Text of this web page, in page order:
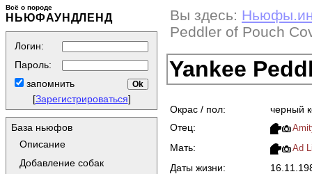
Всё о породе
НЬЮФАУНДЛЕНД
Логин:
Пароль:
запомнить
[Зарегистрироваться]
База ньюфов
Описание
Добавление собак
Вы здесь:
Peddler of Pouch
Yankee
Окрас / пол:
черный
Отец:
Мать: Ad
Даты жизни: